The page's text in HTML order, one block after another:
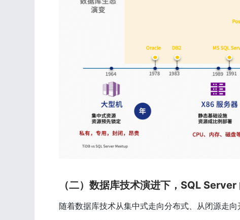
（二）数据库技术演进下，SQL
随着数据库技术从集中式走向分布式、从闭源走